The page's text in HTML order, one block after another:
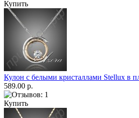
Купить
Кулон с белыми кристаллами Stellux в
589.00 р.
Купить